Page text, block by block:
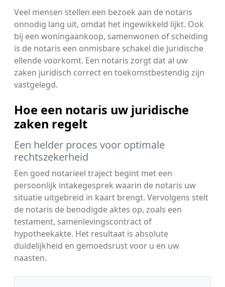
Veel mensen stellen een bezoek aan de notaris
onnodig lang uit, omdat het ingewikkeld lijkt. Ook
bij een woningaankoop, samenwonen of scheiding
is de notaris een onmisbare schakel die juridische
ellende voorkomt. Een notaris zorgt dat al uw
zaken juridisch correct en toekomstbestendig zijn
vastgelegd.
Hoe een notaris uw juridische
zaken regelt
Een helder proces voor optimale
rechtszekerheid
Een goed notarieel traject begint met een
persoonlijk intakegesprek waarin de notaris uw
situatie uitgebreid in kaart brengt. Vervolgens stelt
de notaris de benodigde aktes op, zoals een
testament, samenlevingscontract of
hypotheekakte. Het resultaat is absolute
duidelijkheid en gemoedsrust voor u en uw
naasten.